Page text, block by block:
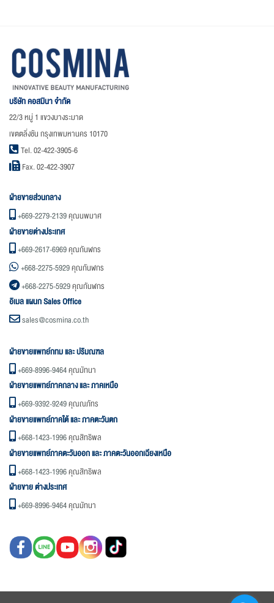
บริษัท คอสมินา จำกัด
22/3 หมู่ 1 แขวงบางระมาด
เขตตลิ่งชัน กรุงเทพมหานคร 10170
Tel. 02-422-3905-6
Fax. 02-422-3907
ฝ่ายขายส่วนกลาง
+669-2279-2139คุณนพมาศ
ฝ่ายขายต่างประเทศ
+669-2617-6969คุณกันฬกร
+668-2275-5929คุณกันฬกร
+668-2275-5929คุณกันฬกร
อิเมล แผนก Sales Office
sales@cosmina.co.th
ฝ่ายขายแพทย์กทม และ ปริมณฑล
+669-8996-9464คุณมัทนา
ฝ่ายขายแพทย์ภาคกลาง และ ภาคเหนือ
+669-9392-9249คุณณภัทร
ฝ่ายขายแพทย์ภาคใต้ และ ภาคตะวันตก
+668-1423-1996คุณสิทธิพล
ฝ่ายขายแพทย์ภาคตะวันออก และ ภาคตะวันออกเฉียงเหนือ
+668-1423-1996คุณสิทธิพล
ฝ่ายขาย ต่างประเทศ
+669-8996-9464คุณมัทนา